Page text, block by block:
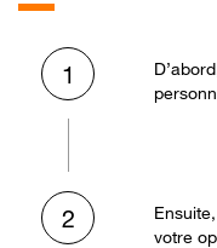
1
2
votre